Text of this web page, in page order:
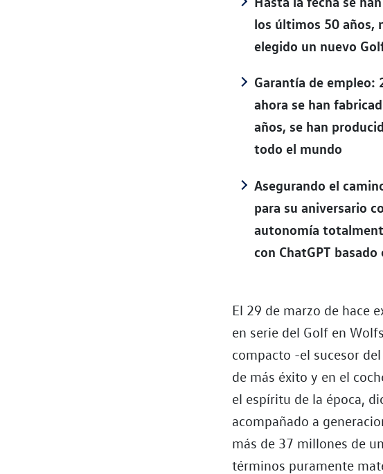
los últimos 50 años,
elegido un nuevo
Garantía de empleo:
ahora se han
años, se han
todo el mundo
Asegurando el
para su aniversario
autonomía
con ChatGPT
El 29 de marzo de hace
en serie del Golf en
compacto -el sucesor
de más éxito y en el
el espíritu de la época,
acompañado a
más de 37 millones de
términos puramente